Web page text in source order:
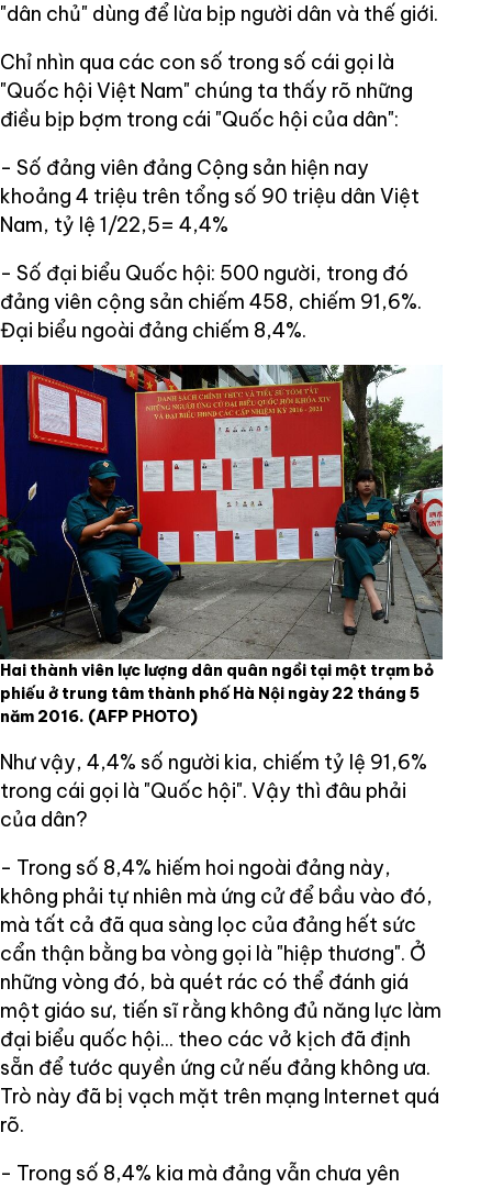
"dân chủ" dùng để lừa bịp người dân và thế giới.
Chỉ nhìn qua các con số trong số cái gọi là
"Quốc hội Việt Nam" chúng ta thấy rõ những
điều bịp bợm trong cái "Quốc hội của dân":
- Số đảng viên đảng Cộng sản hiện nay
khoảng 4 triệu trên tổng số 90 triệu dân Việt
Nam, tỷ lệ 1/22,5= 4,4%
- Số đại biểu Quốc hội: 500 người, trong đó
đảng viên cộng sản chiếm 458, chiếm 91,6%.
Đại biểu ngoài đảng chiếm 8,4%.
Hai thành viên lực lượng dân quân ngồi tại một trạm bỏ
phiếu ở trung tâm thành phố Hà Nội ngày 22 tháng 5
năm 2016. (AFP PHOTO)
Như vậy, 4,4% số người kia, chiếm tỷ lệ 91,6%
trong cái gọi là "Quốc hội". Vậy thì đâu phải
của dân?
- Trong số 8,4% hiếm hoi ngoài đảng này,
không phải tự nhiên mà ứng cử để bầu vào đó,
mà tất cả đã qua sàng lọc của đảng hết sức
cẩn thận bằng ba vòng gọi là "hiệp thương". Ở
những vòng đó, bà quét rác có thể đánh giá
một giáo sư, tiến sĩ rằng không đủ năng lực làm
đại biểu quốc hội... theo các vở kịch đã định
sẵn để tước quyền ứng cử nếu đảng không ưa.
Trò này đã bị vạch mặt trên mạng Internet quá
rõ.
- Trong số 8,4% kia mà đảng vẫn chưa yên